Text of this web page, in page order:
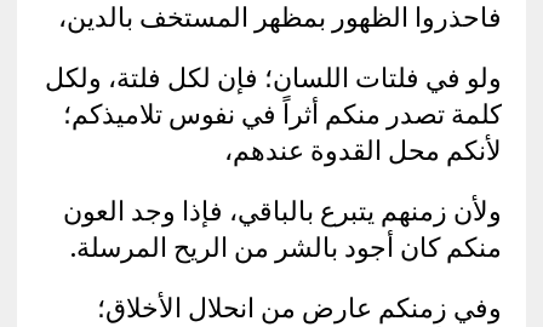
فاحذروا الظهور بمظهر المستخف بالدين،
ولو في فلتات اللسان؛ فإن لكل فلتة، ولكل
كلمة تصدر منكم أثراً في نفوس تلاميذكم؛
لأنكم محل القدوة عندهم،
ولأن زمنهم يتبرع بالباقي، فإذا وجد العون
منكم كان أجود بالشر من الريح المرسلة.
وفي زمنكم عارض من انحلال الأخلاق؛